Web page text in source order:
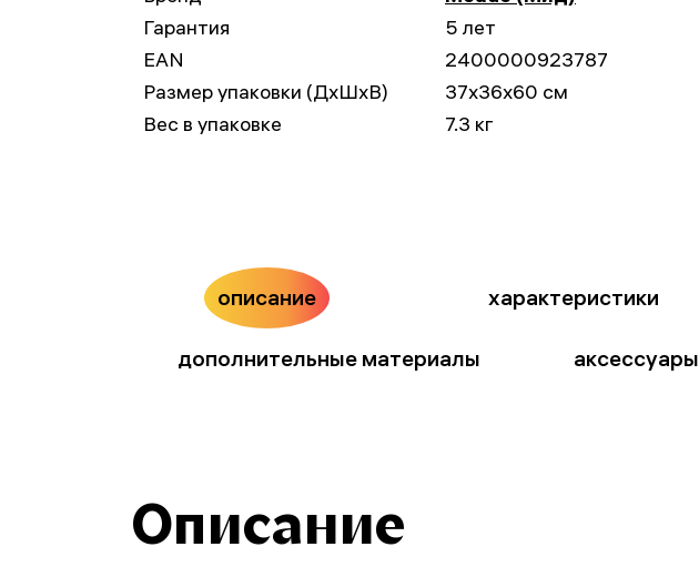
Гарантия
5 лет
EAN
2400000923787
Размер упаковки (ДxШxВ)
37x36x60 см
Вес в упаковке
7.3 кг
описание характеристики
дополнительные материалы аксессуары
Описание